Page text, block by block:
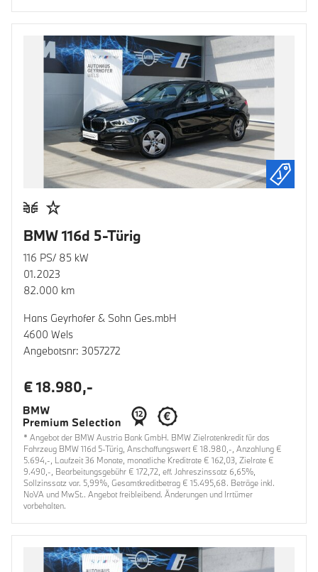
BMW 116d 5-Türig
116 PS/ 85 kW
01.2023
82.000 km
Hans Geyrhofer & Sohn Ges.mbH
4600 Wels
Angebotsnr: 3057272
€ 18.980,-
* Angebot der BMW Austria Bank GmbH. BMW Zielratenkredit für das
Fahrzeug BMW 116d 5-Türig, Anschaffungswert € 18.980,-, Anzahlung €
5.694,-, Laufzeit 36 Monate, monatliche Kreditrate € 162,03, Zielrate €
9.490,-, Bearbeitungsgebühr € 172,72, eff. Jahreszinssatz 6,65%,
Sollzinssatz var. 5,99%, Gesamtkreditbetrag € 15.495,68. Beträge inkl.
NoVA und MwSt.. Angebot freibleibend. Änderungen und Irrtümer
vorbehalten.